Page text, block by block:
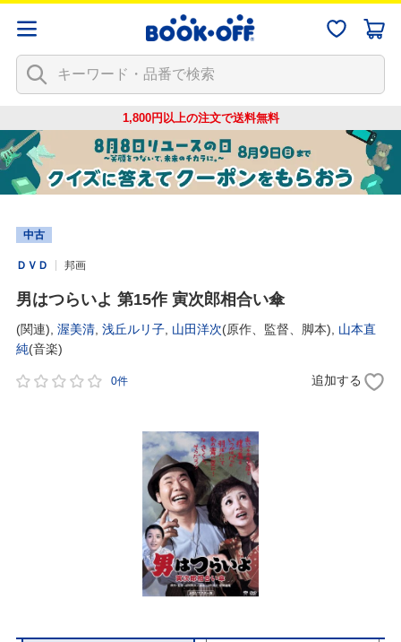
1,800円以上の注文で送料無料
中古
ＤＶＤ 邦画
男はつらいよ 第15作 寅次郎相合い傘
(関連), 渥美清 浅丘ルリ子 山田洋次(原作、監督、脚本),
山本直
純(音楽)
0件 追加する